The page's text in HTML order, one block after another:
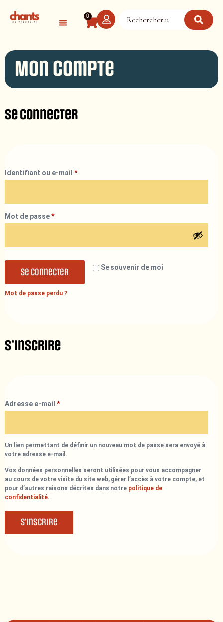
0
Mon compte
Se connecter
Identifiant ou e-mail *
Mot de passe*
Se souvenir de moi
Se connecter
Mot de passe perdu ?
S’inscrire
Adresse e-mail *
Un lien permettant de définir un nouveau mot de passe sera envoyé à
votre adresse e-mail.
Vos données personnelles seront utilisées pour vous accompagner
au cours de votre visite du site web, gérer l’accès à votre compte, et
pour d’autres raisons décrites dans notre politique de
confidentialité.
S’inscrire